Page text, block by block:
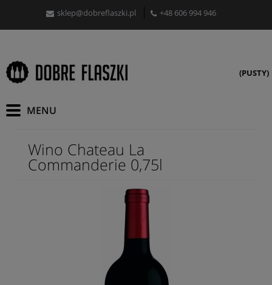
sklep@dobreflaszki.pl +48 606 994 946
(PUSTY)
Wino Chateau La
Commanderie 0,75l